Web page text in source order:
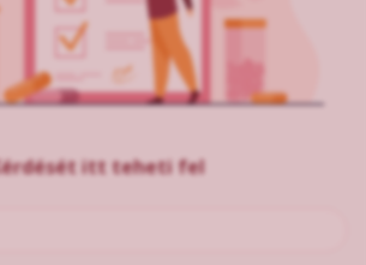
itt teheti fel